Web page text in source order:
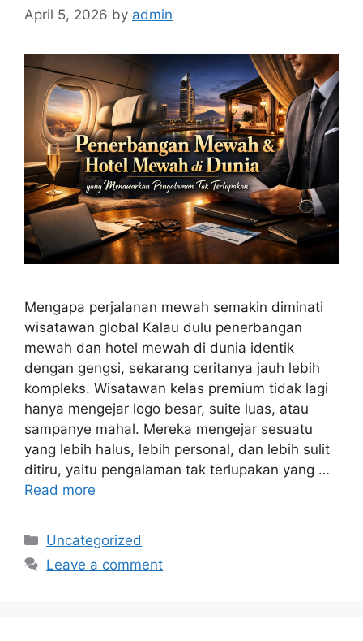
April 5, 2026 by admin
Mengapa perjalanan mewah semakin diminati
wisatawan global Kalau dulu penerbangan
mewah dan hotel mewah di dunia identik
dengan gengsi, sekarang ceritanya jauh lebih
kompleks. Wisatawan kelas premium tidak lagi
hanya mengejar logo besar, suite luas, atau
sampanye mahal. Mereka mengejar sesuatu
yang lebih halus, lebih personal, dan lebih sulit
ditiru, yaitu pengalaman tak terlupakan yang …
Read more
Categories
Uncategorized
Leave a comment